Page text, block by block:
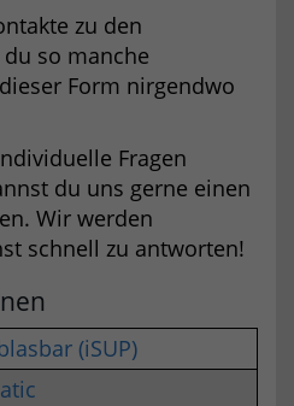
zu den
so manche
Form nirgendwo
Fragen
du uns gerne einen
Wir werden
schnell zu antworten!
(iSUP)